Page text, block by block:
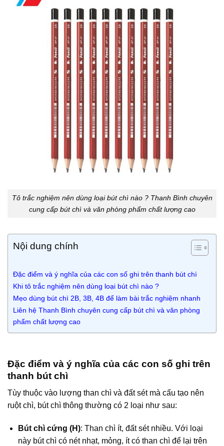
Tô trắc nghiệm nên dùng loại bút chì nào ? Thanh Bình chuyên
cung cấp bút chì và văn phòng phẩm chất lượng cao
Nội dung chính
Đặc điểm và ý nghĩa của các con số ghi trên thanh bút chì
Khi tô trắc nghiệm nên dùng loại bút chì nào ?
Mẹo dùng bút chì 2B, 3B, 4B để làm bài trắc nghiệm nhanh
Liên hệ Thanh Bình chuyên cung cấp bút chì và văn phòng
phẩm chất lượng cao
Đặc điểm và ý nghĩa của các con số ghi trên
thanh bút chì
Tùy thuộc vào lượng than chì và đất sét mà cấu tạo nên
ruột chì, bút chì thông thường có 2 loại như sau:
Bút chì cứng (H): Than chì ít, đất sét nhiều. Với loại
này bút chì có nét nhạt, mỏng, ít có than chì để lại trên